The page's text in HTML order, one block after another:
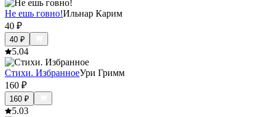
Не ешь говно!Ильнар Карим
40 ₽
40 ₽
5.04
Стихи. ИзбранноеУри Гримм
160 ₽
160 ₽
5.03